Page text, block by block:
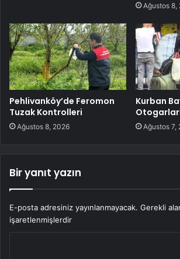
Ağustos 8,
Pehlivanköy’de Feromon
Tuzak Kontrolleri
Ağustos 8, 2026
Kurban
Ağustos 7,
Bir yanıt yazın
E-posta adresiniz yayınlanmayacak. Gerekli
işaretlenmişlerdir